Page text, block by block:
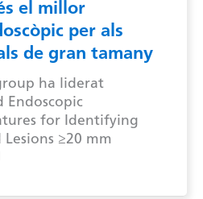
el millor
per als
de gran tamany
ha liderat
Endoscopic
for Identifying
≥20 mm